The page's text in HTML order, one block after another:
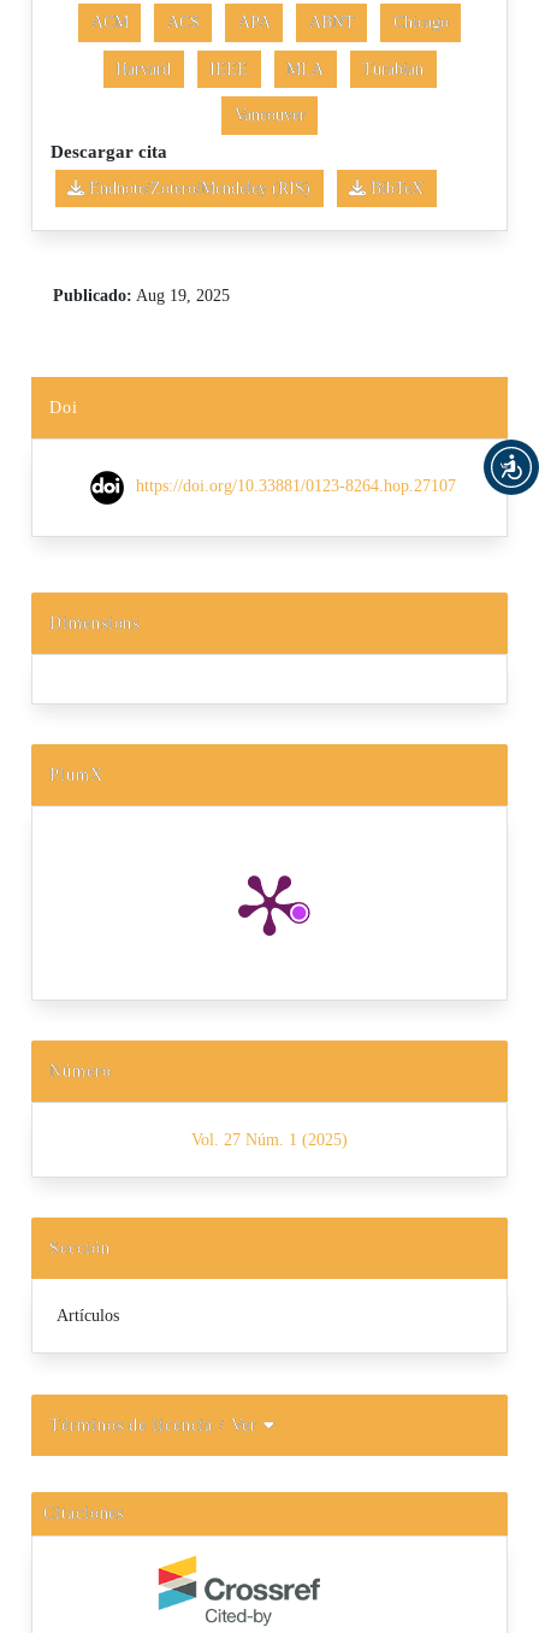
ACM ACS APA ABNT Chicago
Harvard IEEE MLA Turabian
Vancouver
Descargar cita
Endnote/Zotero/Mendeley (RIS) BibTeX
Publicado: Aug 19, 2025
Doi
https://doi.org/10.33881/0123-8264.hop.27107
Dimensions
PlumX
Número
Vol. 27 Núm. 1 (2025)
Sección
Artículos
Términos de licencia/ Ver
Citaciones